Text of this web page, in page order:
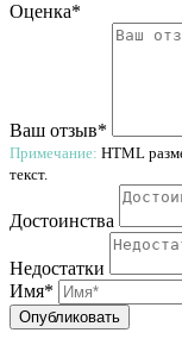
Оценка*
Ваш отзыв*
Примечание: HTML
текст.
Достоинства
Недостатки
Имя*
Опубликовать